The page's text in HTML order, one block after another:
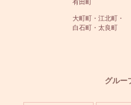
有田町
大町町・江北町・
白石町・太良町
グルー